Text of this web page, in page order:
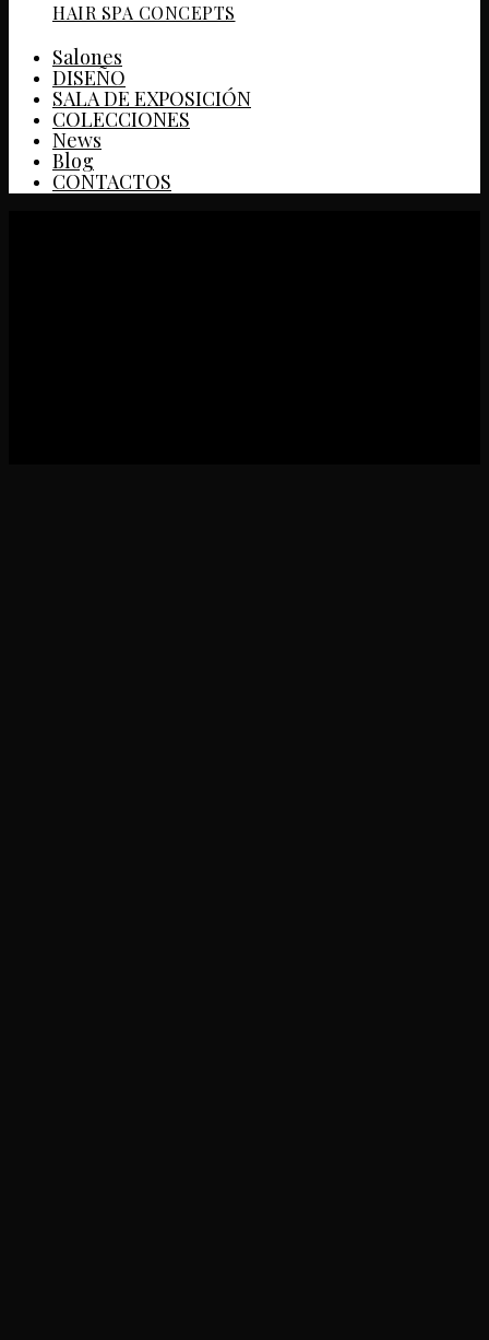
HAIR SPA CONCEPTS
Salones
DISEÑO
SALA DE EXPOSICIÓN
COLECCIONES
News
Blog
CONTACTOS